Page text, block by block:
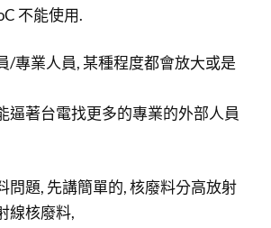
不能使用.
/專業人員, 某種程度都會放大或是
逼著台電找更多的專業的外部人員
問題, 先講簡單的, 核廢料分高放射
線核廢料,